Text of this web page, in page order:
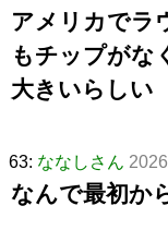
アメリカでラ
もチップがな
大きいらしい
63: ななしさん
なんで最初か